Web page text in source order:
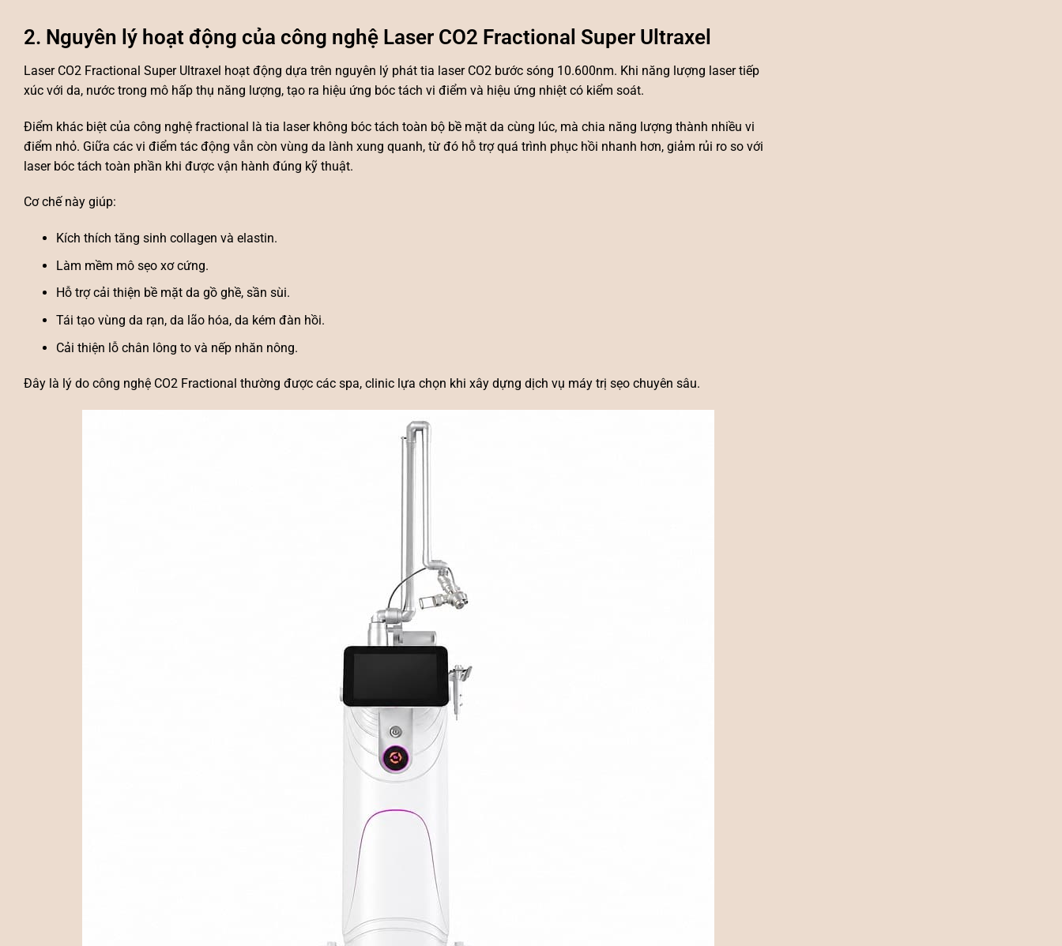
2. Nguyên lý hoạt động của công nghệ Laser CO2 Fractional Super Ultraxel
Laser CO2 Fractional Super Ultraxel hoạt động dựa trên nguyên lý phát tia laser CO2 bước sóng 10.600nm. Khi năng lượng laser tiếp
xúc với da, nước trong mô hấp thụ năng lượng, tạo ra hiệu ứng bóc tách vi điểm và hiệu ứng nhiệt có kiểm soát.
Điểm khác biệt của công nghệ fractional là tia laser không bóc tách toàn bộ bề mặt da cùng lúc, mà chia năng lượng thành nhiều vi
điểm nhỏ. Giữa các vi điểm tác động vẫn còn vùng da lành xung quanh, từ đó hỗ trợ quá trình phục hồi nhanh hơn, giảm rủi ro so với
laser bóc tách toàn phần khi được vận hành đúng kỹ thuật.
Cơ chế này giúp:
Kích thích tăng sinh collagen và elastin.
Làm mềm mô sẹo xơ cứng.
Hỗ trợ cải thiện bề mặt da gồ ghề, sần sùi.
Tái tạo vùng da rạn, da lão hóa, da kém đàn hồi.
Cải thiện lỗ chân lông to và nếp nhăn nông.
Đây là lý do công nghệ CO2 Fractional thường được các spa, clinic lựa chọn khi xây dựng dịch vụ máy trị sẹo chuyên sâu.